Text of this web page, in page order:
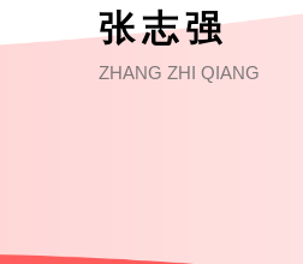
张志强
ZHANG ZHI QIANG